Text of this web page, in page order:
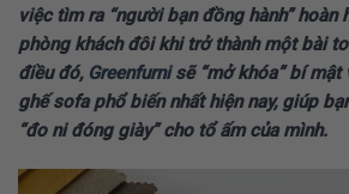
việc tìm ra “người bạn đồng hành” hoàn
phòng khách đôi khi trở thành một bài
điều đó, Greenfurnisẽ “mở khóa” bí mật
ghế sofa phổ biến nhất hiện nay, giúp
“đo ni đóng giày” cho tổ ấm của mình.